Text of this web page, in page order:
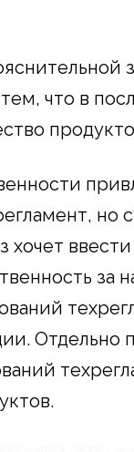
что в
но
хочет
за
Отдельно